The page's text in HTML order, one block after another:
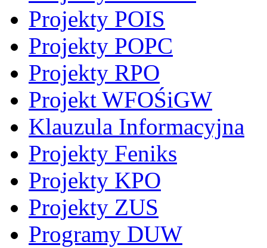
Projekty POIS
Projekty POPC
Projekty RPO
Projekt WFOŚiGW
Klauzula Informacyjna
Projekty Feniks
Projekty KPO
Projekty ZUS
Programy DUW